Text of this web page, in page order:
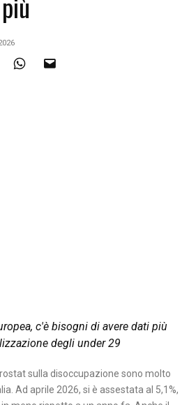
c'è bisogni di avere dati più
degli under 29
sulla disoccupazione sono molto
Ad aprile 2026, si è assestata al 5,1%,